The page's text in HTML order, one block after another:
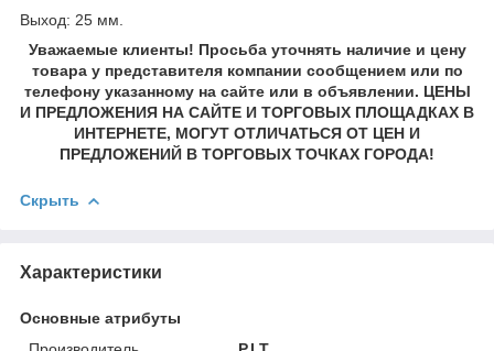
Выход: 25 мм.
Уважаемые клиенты! Просьба уточнять наличие и цену
товара у представителя компании сообщением или по
телефону указанному на сайте или в объявлении. ЦЕНЫ
И ПРЕДЛОЖЕНИЯ НА САЙТЕ И ТОРГОВЫХ ПЛОЩАДКАХ В
ИНТЕРНЕТЕ, МОГУТ ОТЛИЧАТЬСЯ ОТ ЦЕН И
ПРЕДЛОЖЕНИЙ В ТОРГОВЫХ ТОЧКАХ ГОРОДА!
Скрыть
Характеристики
Основные атрибуты